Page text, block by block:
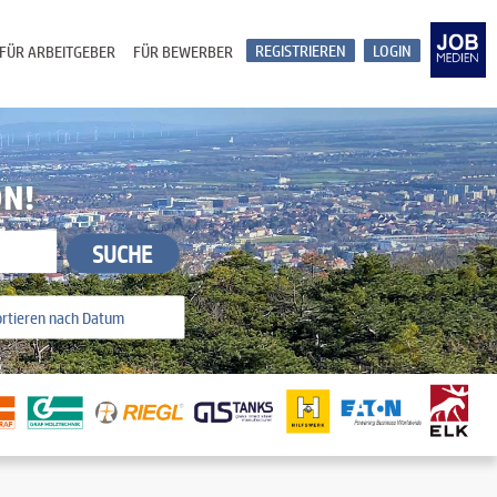
LOGIN
REGISTRIEREN
FÜR BEWERBER
FÜR ARBEITGEBER
SUCHE